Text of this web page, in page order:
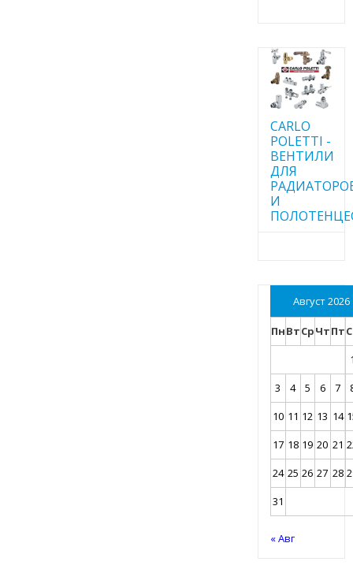
CARLO
POLETTI -
ВЕНТИЛИ
ДЛЯ
И
Август 2026
ПнВтСрЧтПт
3
4 5 6 7
10 11 12 13 14
17 18 19 20 21
24 25 26 27 28
31
« Авг